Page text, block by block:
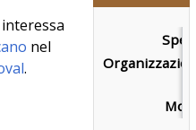
nel
.